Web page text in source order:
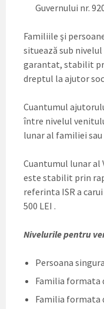
Guvernului nr.
Familiile şi
situează sub
garantat, stabilit
dreptul la ajutor
Cuantumul
între nivelul
lunar al familiei
Cuantumul lunar al
este stabilit prin
referinta ISR a
500 LEI .
Nivelurile pentru
Persoana
Familia formata
Familia formata